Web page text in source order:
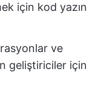
için kod yazın
ve
geliştiriciler için